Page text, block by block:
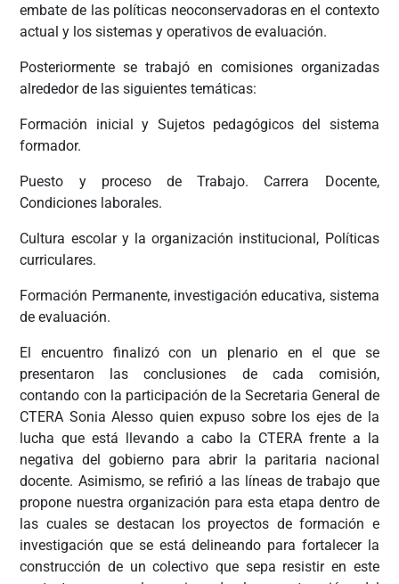
embate de las políticas neoconservadoras en el contexto
actual y los sistemas y operativos de evaluación.
Posteriormente se trabajó en comisiones organizadas
alrededor de las siguientes temáticas:
Formación inicial y Sujetos pedagógicos del sistema
formador.
Puesto y proceso de Trabajo. Carrera Docente,
Condiciones laborales.
Cultura escolar y la organización institucional, Políticas
curriculares.
Formación Permanente, investigación educativa, sistema
de evaluación.
El encuentro finalizó con un plenario en el que se
presentaron las conclusiones de cada comisión,
contando con la participación de la Secretaria General de
CTERA Sonia Alesso quien expuso sobre los ejes de la
lucha que está llevando a cabo la CTERA frente a la
negativa del gobierno para abrir la paritaria nacional
docente. Asimismo, se refirió a las líneas de trabajo que
propone nuestra organización para esta etapa dentro de
las cuales se destacan los proyectos de formación e
investigación que se está delineando para fortalecer la
construcción de un colectivo que sepa resistir en este